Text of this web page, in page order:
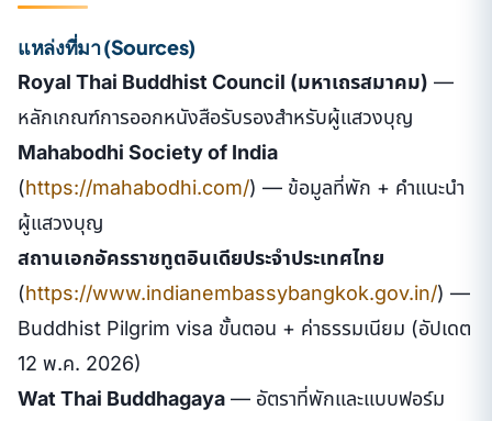
แหล่งที่มา (Sources)
Royal Thai Buddhist Council (มหาเถรสมาคม) —
หลักเกณฑ์การออกหนังสือรับรองสำหรับผู้แสวงบุญ
Mahabodhi Society of India
(https://mahabodhi.com/) — ข้อมูลที่พัก + คำแนะนำ
ผู้แสวงบุญ
สถานเอกอัครราชทูตอินเดียประจำประเทศไทย
(https://www.indianembassybangkok.gov.in/) —
Buddhist Pilgrim visa ขั้นตอน + ค่าธรรมเนียม (อัปเดต
12 พ.ค. 2026)
Wat Thai Buddhagaya — อัตราที่พักและแบบฟอร์ม